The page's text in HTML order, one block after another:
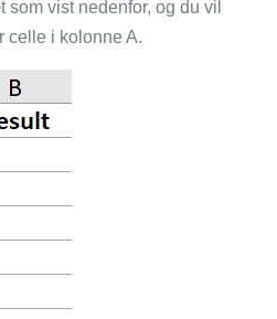
vist nedenfor, og du vil
i kolonne A.